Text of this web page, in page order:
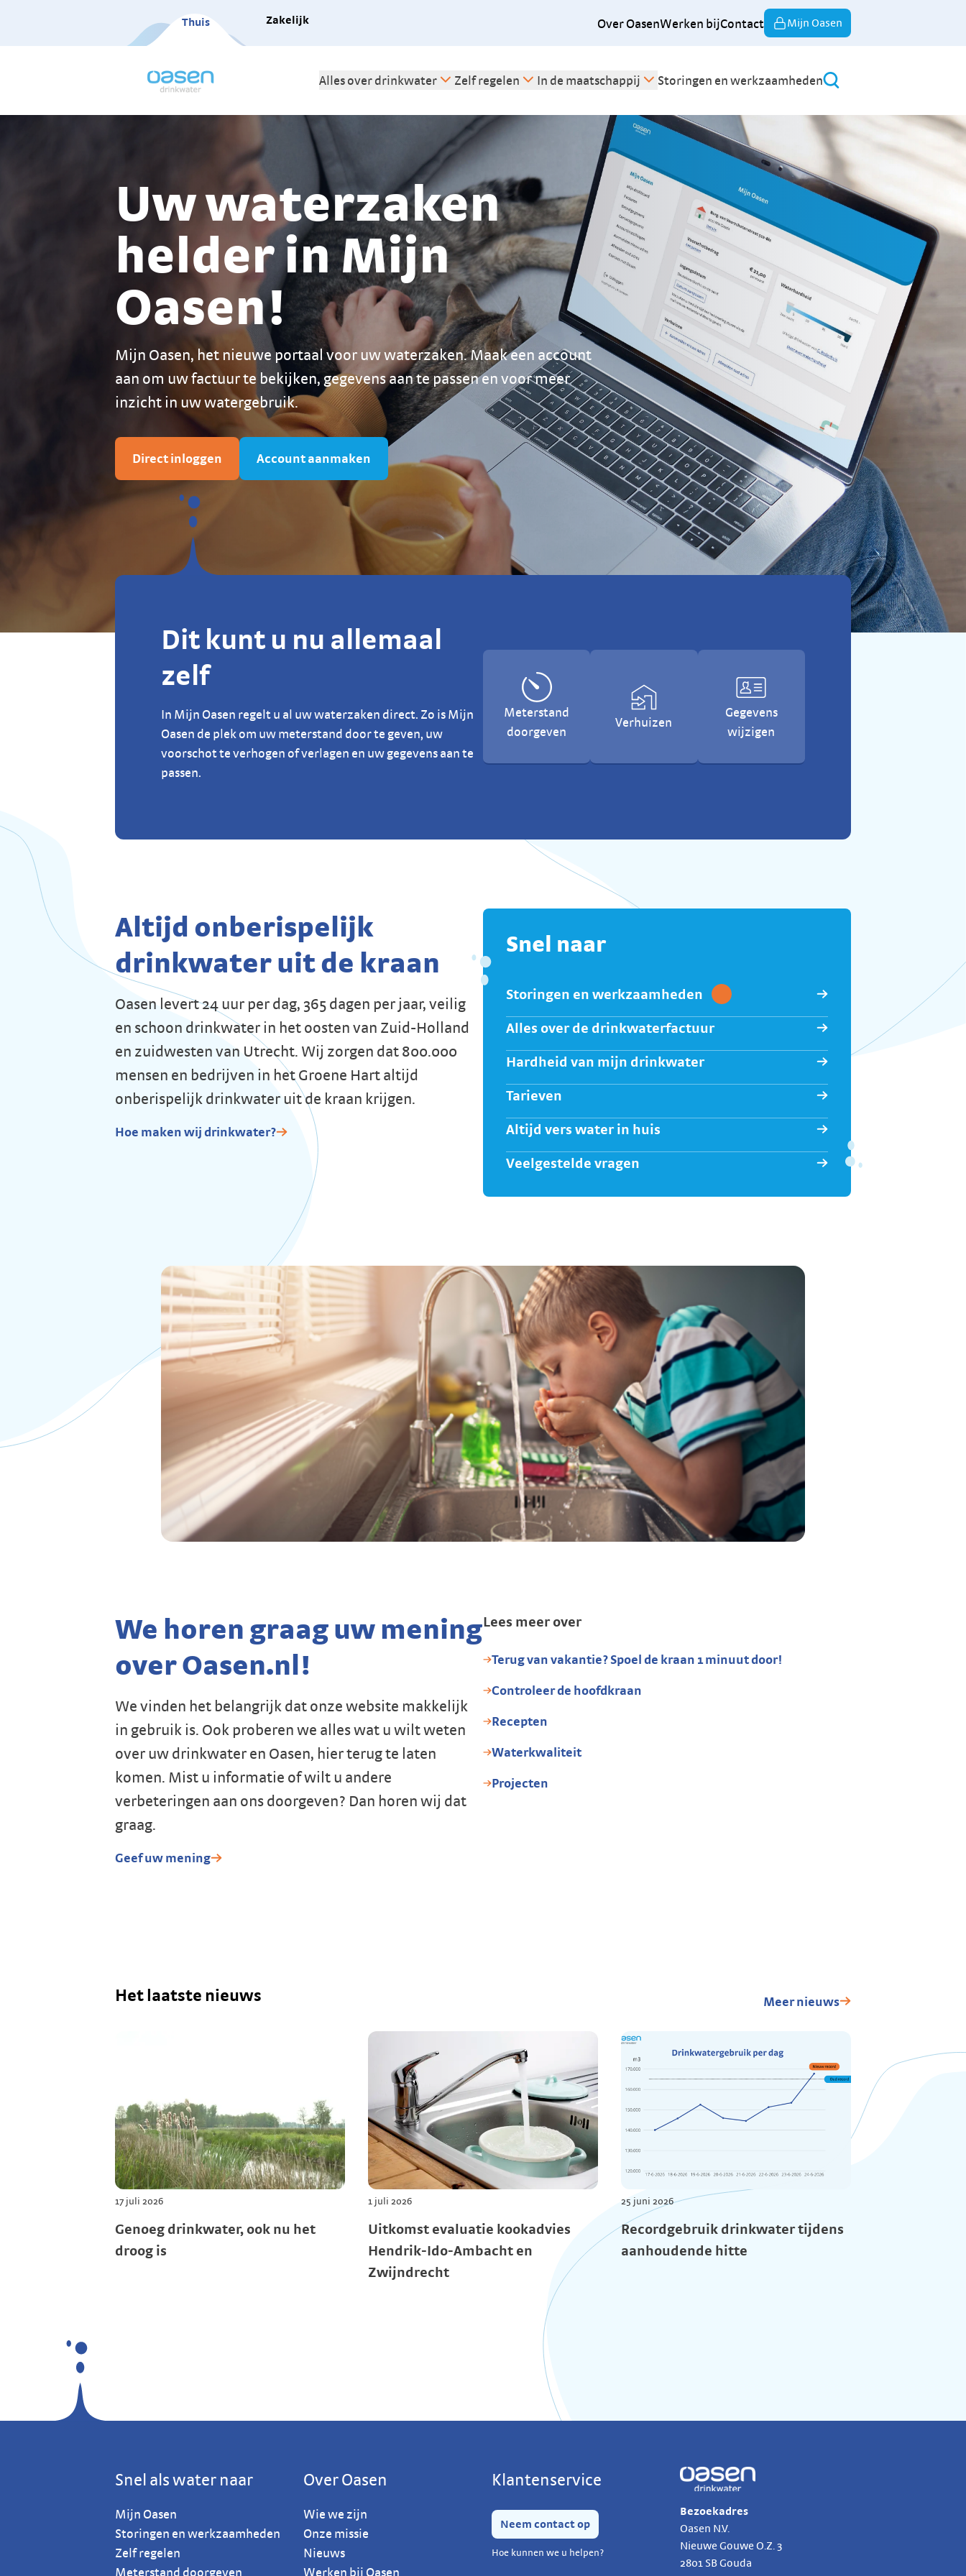
Thuis Zakelijk Over OasenWerken bijContact Mijn Oasen
Alles over drinkwater Zelf regelen In de maatschappij Storingen en werkzaamheden
Uw waterzaken
helder in Mijn
Oasen!
Mijn Oasen, het nieuwe portaal voor uw waterzaken. Maak een account
aan om uw factuur te bekijken, gegevens aan te passen en voor meer
inzicht in uw watergebruik.
Direct inloggen Account aanmaken
Dit kunt u nu allemaal
zelf
In Mijn Oasen regelt u al uw waterzaken direct. Zo is Mijn
Oasen de plek om uw meterstand door te geven, uw
voorschot te verhogen of verlagen en uw gegevens aan te
passen.
Meterstand
doorgeven
Verhuizen
Gegevens
wijzigen
Altijd onberispelijk
drinkwater uit de kraan
Oasen levert 24 uur per dag, 365 dagen per jaar, veilig
en schoon drinkwater in het oosten van Zuid-Holland
en zuidwesten van Utrecht. Wij zorgen dat 800.000
mensen en bedrijven in het Groene Hart altijd
onberispelijk drinkwater uit de kraan krijgen.
Hoe maken wij drinkwater?
Snel naar
Storingen en werkzaamheden
Alles over de drinkwaterfactuur
Hardheid van mijn drinkwater
Tarieven
Altijd vers water in huis
Veelgestelde vragen
We horen graag uw mening
over Oasen.nl!
We vinden het belangrijk dat onze website makkelijk
in gebruik is. Ook proberen we alles wat u wilt weten
over uw drinkwater en Oasen, hier terug te laten
komen. Mist u informatie of wilt u andere
verbeteringen aan ons doorgeven? Dan horen wij dat
graag.
Geef uw mening
Lees meer over
Terug van vakantie? Spoel de kraan 1 minuut door!
Controleer de hoofdkraan
Recepten
Waterkwaliteit
Projecten
Het laatste nieuws Meer nieuws
17 juli 2026
Genoeg drinkwater, ook nu het
droog is
1 juli 2026
Uitkomst evaluatie kookadvies
Hendrik-Ido-Ambacht en
Zwijndrecht
25 juni 2026
Recordgebruik drinkwater tijdens
aanhoudende hitte
Snel als water naar
Mijn Oasen
Storingen en werkzaamheden
Zelf regelen
Meterstand doorgeven
Over Oasen
Wie we zijn
Onze missie
Nieuws
Werken bij Oasen
Klantenservice
Neem contact op
Hoe kunnen we u helpen?
Bezoekadres
Oasen N.V.
Nieuwe Gouwe O.Z. 3
2801 SBGouda